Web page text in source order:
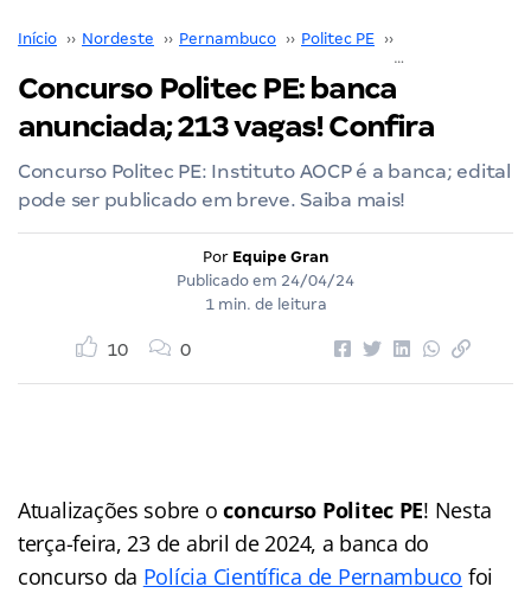
Início ›› Nordeste ›› Pernambuco ›› Politec PE ››
Concurso Politec PE: banca
anunciada; 213 vagas! Confira
Concurso Politec PE: Instituto AOCP é a banca; edital
pode ser publicado em breve. Saiba mais!
Por Equipe Gran
Publicado em 24/04/24
1 min. de leitura
10 0
Atualizações sobre oconcurso Politec PE! Nesta
terça-feira, 23 de abril de 2024, a banca do
concurso da Polícia Científica de Pernambuco foi